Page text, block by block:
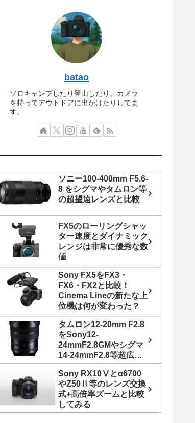
batao
ソロキャンプしたり登山したり。カメラ
を持ってアウトドアに出かけたりしてま
す。
ソニー100-400mm F5.6-
8 をシグマやタムロン等
の超望遠レンズと比較
FX5のローリングシャッ
ター速度とダイナミック
レンジは非常に優秀な数
値
Sony FX5をFX3・
FX6・FX2と比較！
Cinema Lineの新たな上
位機は何が変わった？
タムロン12-20mm F2.8
をSony12-
24mmF2.8GMやシグマ
14-24mmF2.8等超広角
ズームレンズと比較！
Sony RX10Ⅴとα6700
やZ50Ⅱ等のレンズ交換
式+高倍率ズームと比較
してみる